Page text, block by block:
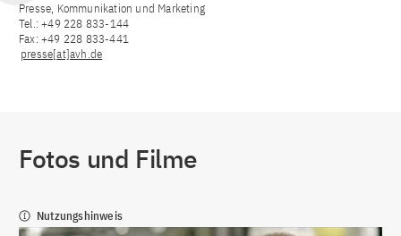
Presse, Kommunikation und Marketing
Tel.: +49 228 833-144
Fax: +49 228 833-441
presse[at]avh.de
Fotos und Filme
Nutzungshinweis